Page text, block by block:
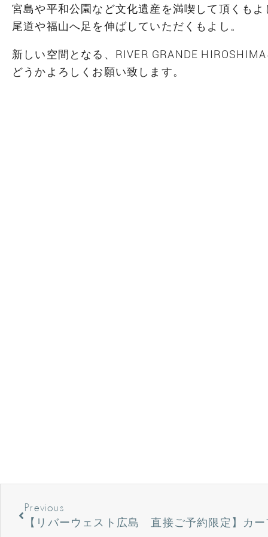
宮島や平和公園など文化遺産を満喫して頂くもよ
尾道や福山へ足を伸ばしていただくもよし。
新しい空間となる、RIVER GRANDE HIROSHIMA
どうかよろしくお願い致します。
Previous